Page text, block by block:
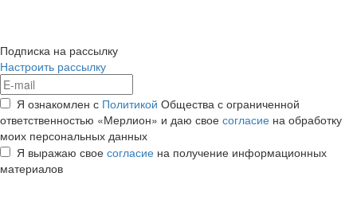
Подписка на рассылку
Настроить рассылку
Я ознакомлен с Политикой Общества с ограниченной
ответственностью «Мерлион» и даю свое согласие на обработку
моих персональных данных
Я выражаю свое согласие на получение информационных
материалов